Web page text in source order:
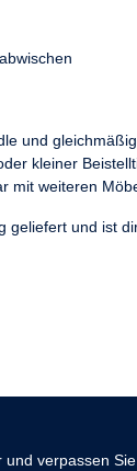
und
kleiner
mit weiteren
geliefert und ist
verpassen